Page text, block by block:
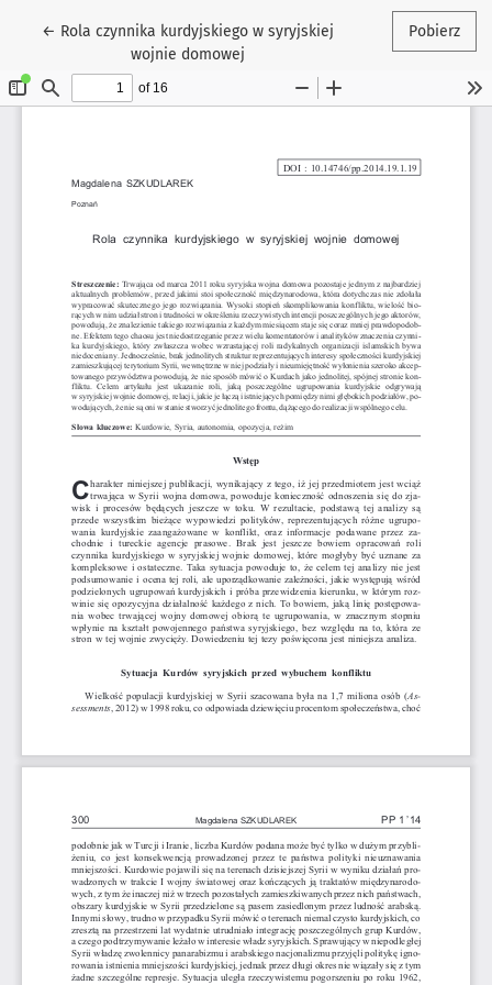
← Wróć do szczegółów artykułu
Rola czynnika kurdyjskiego w syryjskiej
wojnie domowej
Pobierz